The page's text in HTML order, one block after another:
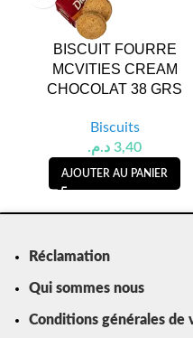
BISCUIT FOURRE
MCVITIES CREAM
CHOCOLAT 38 GRS
Biscuits
3,40 د.م.
AJOUTER AU PANIER
Réclamation
Qui sommes nous
Conditions générales de